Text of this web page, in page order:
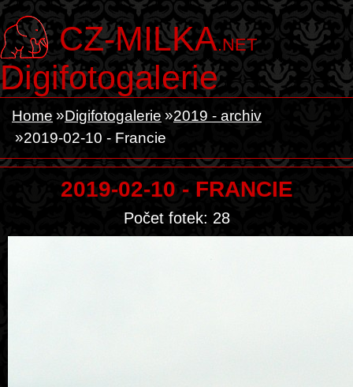
CZ-MILKA.NET
Digifotogalerie
Home Digifotogalerie
2019 - archiv
2019-02-10 - Francie
2019-02-10 - FRANCIE
Počet fotek: 28